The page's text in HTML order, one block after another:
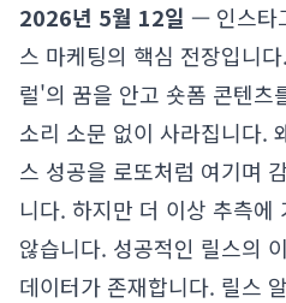
2026년 5월 12일 — 인스타
스 마케팅의 핵심 전장입니
럴'의 꿈을 안고 숏폼 콘텐츠
소리 소문 없이 사라집니다.
스 성공을 로또처럼 여기며
니다. 하지만 더 이상 추측에
않습니다. 성공적인 릴스의
데이터가 존재합니다. 릴스